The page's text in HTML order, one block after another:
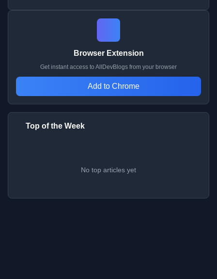
Browser Extension
Get instant access to AllDevBlogs from your browser
Add to Chrome
Top of the Week
No top articles yet